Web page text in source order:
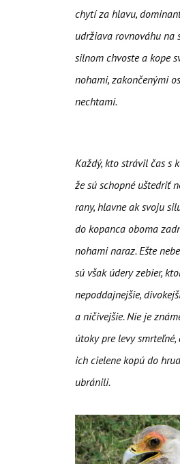
chytí za hlavu,
udržiava rovnováhu na
silnom chvoste a kope
nohami, zakončenými
nechtami.
Každý, kto strávil čas s
že sú schopné uštedriť
rany, hlavne ak svoju
do kopanca oboma
nohami naraz. Ešte
sú však údery zebier,
nepoddajnejšie,
a ničivejšie. Nie je
útoky pre levy smrteľné,
ich cielene kopú do
ubránili.